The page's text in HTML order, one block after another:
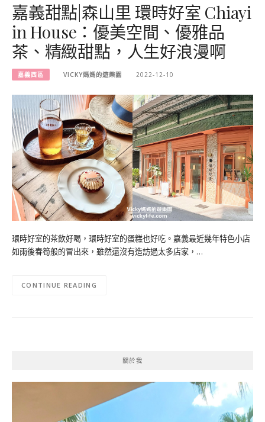
嘉義甜點|森山里 環時好室 Chiayi
in House：優美空間、優雅品
茶、精緻甜點，人生好浪漫啊
嘉義西區 VICKY媽媽的遊樂園 2022-12-10
環時好室的茶飲好喝，環時好室的蛋糕也好吃。嘉義最近幾年特色小店
如雨後春筍般的冒出來，雖然還沒有造訪過太多店家，…
CONTINUE READING
關於我